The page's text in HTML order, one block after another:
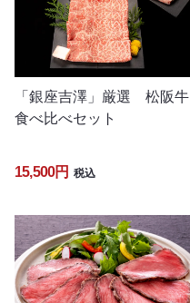
「銀座吉澤」厳選 松阪牛
食べ比べセット
15,500円 税込